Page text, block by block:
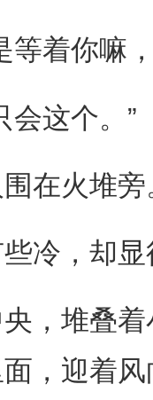
着你嘛，
这个。”
在火堆旁
，却显
堆叠着
，迎着